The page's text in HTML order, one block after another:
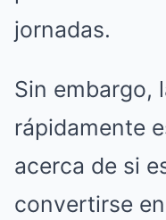
jornadas.
Sin embargo,
rápidamente
acerca de si
convertirse